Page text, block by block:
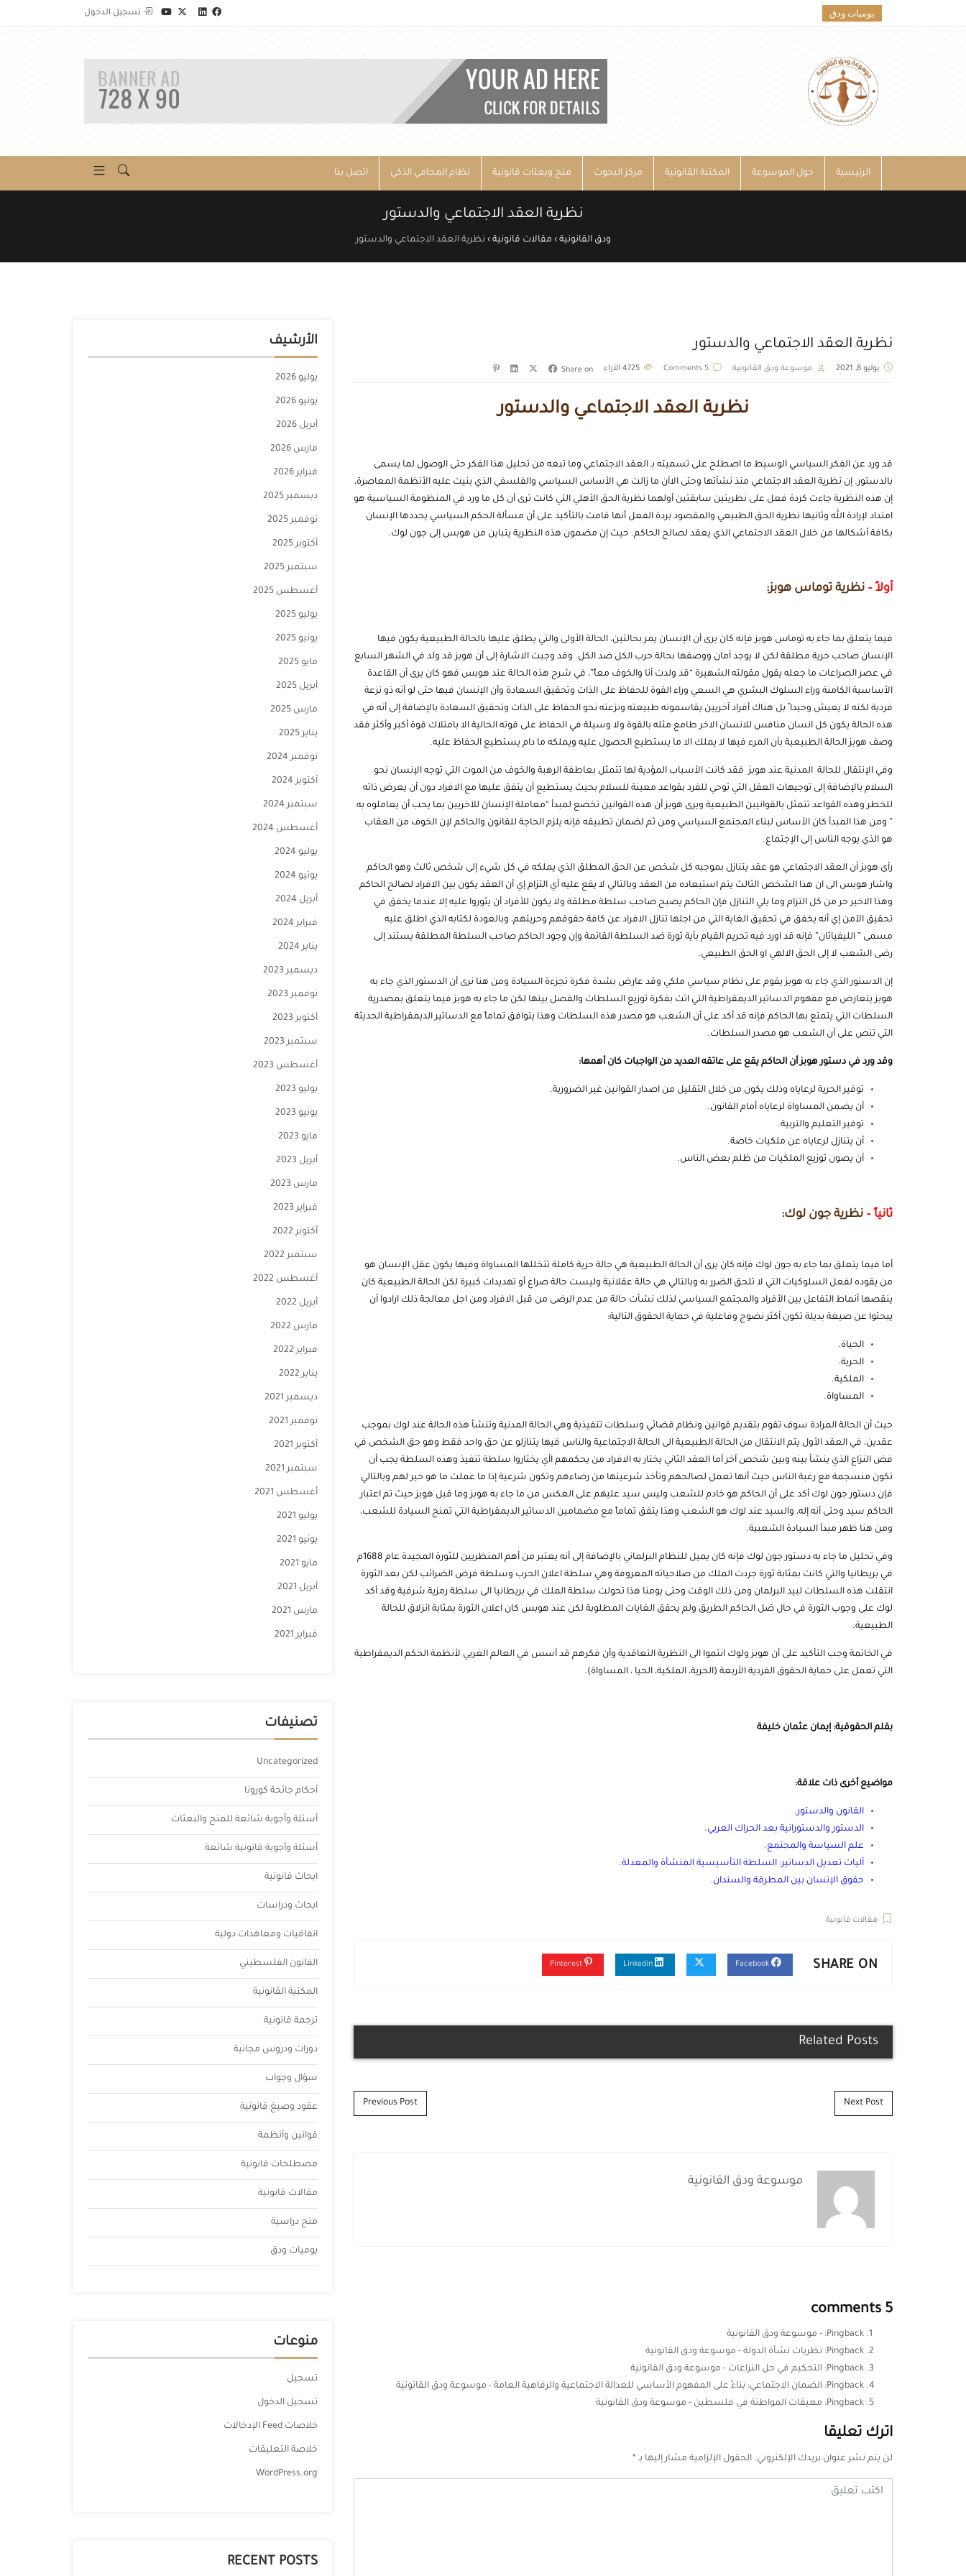
يوميات ودق تسجيل الدخول
الرئيسية حول الموسوعة المكتبة القانونية مركز البحوث منح وبعثات قانونية نظام المحامي الذكي اتصل بنا
نظرية العقد الاجتماعي والدستور
ودق القانونية › مقالات قانونية › نظرية العقد الاجتماعي والدستور
نظرية العقد الاجتماعي والدستور
يوليو 8, 2021 موسوعة ودق القانونية 5 Comments الآراء Share on
نظرية العقد الاجتماعي والدستور
قد ورد عن الفكر السياسي الوسيط ما اصطلح على تسميته بـ العقد الاجتماعي وما تبعه من تحليل هذا الفكر حتى الوصول لما يسمى
بالدستور. إن نظرية العقد الاجتماعي منذ نشأتها وحتى الاآن ما زالت هي الأساس السياسي والفلسفي الذي بنيت عليه الأنظمة المعاصرة،
إن هذه النظرية جاءت كردة فعل على نظريتين سابقتين أولهما نظرية الحق الأهلي التي كانت ترى أن كل ما ورد في المنظومة السياسية هو
امتداد لإرادة الله وثانيها نظرية الحق الطبيعي والمقصود بردة الفعل أنها قامت بالتأكيد على أن مسألة الحكم السياسي يحددها الإنسان
بكافة أشكالها من خلال العقد الاجتماعي الذي يعقد لصالح الحاكم. حيث إن مضمون هذه النظرية يتباين من هوبس إلى جون لوك.
أولاً – نظرية توماس هوبز:
فيما يتعلق بما جاء به توماس هوبز فإنه كان يرى أن الإنسان يمر بحالتين، الحالة الأولى والتي يطلق عليها بالحالة الطبيعية يكون فيها
الإنسان صاحب حرية مطلقة لكن لا يوجد آمان ووصفها بحالة حرب الكل ضد الكل. وقد وجبت الاشارة إلى أن هوبز قد ولد في الشهر السابع
في عصر الصراعات ما جعله يقول مقولته الشهيرة “قد ولدت أنا والخوف معاً”، في شرح هذه الحالة عند هوبس فهو كان يرى أن القاعدة
الأساسية الكامنة وراء السلوك البشري هي السعي وراء القوة للحفاظ على الذات وتحقيق السعادة وأن الإنسان فيها حتى لو أنه ذو نزعة
فردية لكنه لا يعيش وحيدا ً بل هناك أفراد آخريين يقاسمونه طبيعته ونزعته نحو الحفاظ على الذات وتحقيق السعادة بالإضافة إلى أنه في
هذه الحالة يكون كل انسان منافس للانسان الاخر طامع مثله بالقوة ولا وسيلة في الحفاظ على قوته الحالية الا بامتلاك قوة أكبر وأكثر فقد
وصف هوبز الحالة الطبيعية بأن المرء فيها لا يملك الا ما يستطيع الحصول عليه ويملكه ما دام يستطيع الحفاظ عليه.
وفي الإنتقال للحالة المدنية عند هوبز فقد كانت الأسباب المؤدية لها تتمثل بعاطفة الرهبة والخوف من الموت التي توجه الإنسان نحو
السلام بالإضافة إلى توجيهات العقل التي توحي للفرد بقواعد معينة للسلام بحيث يستطيع أن يتفق عليها مع الافراد دون أن يعرض ذاته
للخطر وهذه القواعد تتمثل بالقوانيبن الطبيعية ويرى هوبز أن هذه القوانين تخضع لمبدأ “معاملة الإنسان للآخريين بما يحب أن يعاملوه به
” ومن هذا المبدأ كان الأساس لبناء المجتمع السياسي ومن ثم لضمان تطبيقه فإنه يلزم الحاجة للقانون والحاكم لإن الخوف من العقاب
هو الذي يوجه الناس إلى الإجتماع.
رأى هوبز أن العقد الاجتماعي هو عقد يتنازل بموجبه كل شخص عن الحق المطلق الذي يملكه في كل شيء إلى شخص ثالث وهو الحاكم
واشار هوبس الى ان هذا الشخص الثالث يتم استبعاده من العقد وبالتالي لا يقع عليه أي التزام إي أن العقد يكون بين الافراد لصالح الحاكم
وهذا الاخير حر من كل التزام وما يلي التنازل فإن الحاكم يصبح صاحب سلطة مطلقة ولا يكون للأفراد أن يثوروا عليه إلا عندما يخفق في
تحقيق الآمن إي أنه يخفق في تحقيق الغاية التي من اجلها تنازل الافراد عن كافة حقوقهم وحريتهم، وبالعودة لكتابه الذي اطلق عليه
مسمى ” الليفياتان” فإنه قد اورد فيه تحريم القيام بأية ثورة ضد السلطة القائمة وإن وجود الحاكم صاحب السلطة المطلقة يستند إلى
رضى الشعب لا إلى الحق الالهي او الحق الطبيعي.
إن الدستور الذي جاء به هوبز يقوم على نظام سياسي ملكي وقد عارض بشدة فكرة تجزءة السيادة ومن هنا نرى أن الدستور الذي جاء به
هوبز يتعارض مع مفهوم الدساتير الديمقراطية التي اتت بفكرة توزيع السلطات والفصل بينها لكن ما جاء به هوبز فيما يتعلق بمصدرية
السلطات التي يتمتع بها الحاكم فإنه قد أكد على أن الشعب هو مصدر هذه السلطات وهذا يتوافق تماماً مع الدساتير الديمقراطية الحديثة
التي تنص على أن الشعب هو مصدر السلطات.
وقد ورد في دستور هوبز أن الحاكم يقع على عاتقه العديد من الواجبات كان أهمها:
توفير الحرية لرعاياه وذلك يكون من خلال التقليل من اصدار القوانين غير الضرورية.
أن يضمن المساواة لرعاياه أمام القانون.
توفير التعليم والتربية.
أن يتنازل لرعاياه عن ملكيات خاصة.
أن يصون توزيع الملكيات من ظلم بعض الناس.
ثانياً – نظرية جون لوك:
أما فيما يتعلق بما جاء به جون لوك فإنه كان يرى أن الحالة الطبيعية هي حالة حرية كاملة تتخللها المساواة وفيها يكون عقل الإنسان هو
من يقوده لفعل السلوكيات التي لا تلحق الضرر به وبالتالي هي حالة عقلانية وليست حالة صراع أو تهديدات كبيرة لكن الحالة الطبيعية كان
ينقصها أنماط التفاعل بين الأفراد والمجتمع السياسي لذلك نشأت حالة من عدم الرضى من قبل الافراد ومن اجل معالجة ذلك ارادوا أن
يبحثوا عن صيغة بديلة تكون أكثر نضوج وفاعلية في حماية الحقوق التالية:
الحياة.
الحرية.
الملكية.
المساواة.
حيث أن الحالة المرادة سوف تقوم بتقديم قوانين ونظام قضائي وسلطات تنفيذية وهي الحالة المدنية وتنشأ هذه الحالة عند لوك بموجب
عقدين، في العقد الأول يتم الانتقال من الحالة الطبيعية الى الحالة الاجتماعية والناس فيها يتنازلو عن حق واحد فقط وهو حق الشخص في
فض النزاع الذي ينشأ بينه وبين شخص آخر أما العقد الثاني يختار به الافراد من يحكمهم اأي يختاروا سلطة تنفيذ وهذه السلطة يجب أن
تكون منسجمة مع رغبة الناس حيث أنها تعمل لصالحهم وتأخذ شرعيتها من رضاءهم وتكون شرعية إذا ما عملت ما هو خير لهم وبالتالي
فإن دستور جون لوك أكد على أن الحاكم هو خادم للشعب وليس سيد عليهم على العكس من ما جاء به هوبز وما قبل هوبز حيث تم اعتبار
الحاكم سيد وحتى أنه إله، والسيد عند لوك هو الشعب وهذا يتفق تماماً مع مضمامين الدساتير الديمقراطية التي تمنح السيادة للشعب،
ومن هنا ظهر مبدأ السيادة الشعبية.
وفي تحليل ما جاء به دستور
جون لوك فإنه كان يميل للنظام البرلماني بالإضافة إلى أنه يعتبر من أهم المنظريين للثورة المجيدة عام 1688م
في بريطانيا والتي كانت بمثابة ثورة جردت الملك من صلاحياته المعروفة وهي سلطة اعلان الحرب وسلطة فرض الضرائب لكن بعد الثورة
انتقلت هذه السلطات لبيد البرلمان ومن ذلك الوقت وحتى يومنا هذا تحولت سلطة الملك في بريطانيا الى سلطة رمزية شرفية وقد أكد
لوك على وجوب الثورة في حال ضل الحاكم الطريق ولم يحقق الغايات المطلوبة لكن عند هوبس كان اعلان الثورة بمثابة انزلاق للحالة
الطبيعية.
في الخاتمة وجب التأكيد على أن هوبز ولوك انتموا الى النظرية التعاقدية وأن فكرهم قد أسس في العالم الغربي لأنظمة الحكم الديمقراطية
التي تعمل على حماية الحقوق الفردية الأربعة (الحرية، الملكية، الحيا ، المساواة).
بقلم الحقوقية: إيمان عثمان خليفة
مواضيع أخرى ذات علاقة:
القانون والدستور.
الدستور والدستورانية بعد الحراك العربي.
علم السياسة والمجتمع.
آليات تعديل الدساتير: السلطة التأسيسية المنشأة والمعدلة.
حقوق الإنسان بين المطرقة والسندان.
مقالات قانونية
SHARE ON
Related Posts
Post navigation
Previous Post Next Post
موسوعة ودق القانونية
5 comments
Pingback: - موسوعة ودق القانونية
Pingback: نظريات نشأة الدولة - موسوعة ودق القانونية
Pingback: التحكيم في حل النزاعات - موسوعة ودق القانونية
Pingback: الضمان الاجتماعي: بناءً على المفهوم الأساسي للعدالة الاجتماعية والرفاهية العامة - موسوعة ودق القانونية
Pingback: معيقات المواطنة في فلسطين - موسوعة ودق القانونية
اترك تعليقا
لن يتم نشر عنوان بريدك الإلكتروني. الحقول الإلزامية مشار إليها بـ *
الأرشيف
يوليو 2026
يونيو 2026
أبريل 2026
مارس 2026
فبراير 2026
ديسمبر 2025
نوفمبر 2025
أكتوبر 2025
سبتمبر 2025
أغسطس 2025
يوليو 2025
يونيو 2025
مايو 2025
أبريل 2025
مارس 2025
يناير 2025
نوفمبر 2024
أكتوبر 2024
سبتمبر 2024
أغسطس 2024
يوليو 2024
يونيو 2024
أبريل 2024
فبراير 2024
يناير 2024
ديسمبر 2023
نوفمبر 2023
أكتوبر 2023
سبتمبر 2023
أغسطس 2023
يوليو 2023
يونيو 2023
مايو 2023
أبريل 2023
مارس 2023
فبراير 2023
أكتوبر 2022
سبتمبر 2022
أغسطس 2022
أبريل 2022
مارس 2022
فبراير 2022
يناير 2022
ديسمبر 2021
نوفمبر 2021
أكتوبر 2021
سبتمبر 2021
أغسطس 2021
يوليو 2021
يونيو 2021
مايو 2021
أبريل 2021
مارس 2021
فبراير 2021
تصنيفات
Uncategorized
أحكام جائحة كورونا
أسئلة وأجوبة شائعة للمنح والبعثات
أسئلة وأجوبة قانونية شائعة
ابحاث قانونية
ابحاث ودراسات
اتفاقيات ومعاهدات دولية
القانون الفلسطيني
المكتبة القانونية
ترجمة قانونية
دورات ودروس مجانية
سؤال وجواب
عقود وصيغ قانونية
قوانين وأنظمة
مصطلحات قانونية
مقالات قانونية
منح دراسية
يوميات ودق
منوعات
تسجيل
تسجيل الدخول
خلاصات Feed الإدخالات
خلاصة التعليقات
WordPress.org
RECENT POSTS